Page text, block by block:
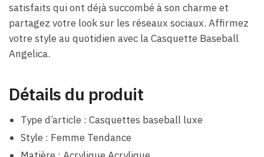
satisfaits qui ont déjà succombé à son charme et
partagez votre look sur les réseaux sociaux. Affirmez
votre style au quotidien avec la Casquette Baseball
Angelica.
Détails du produit
Type d’article : Casquettes baseball luxe
Style : Femme Tendance